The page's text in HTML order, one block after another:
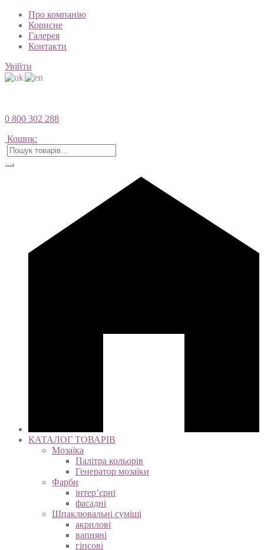
Про компанію
Корисне
Галерея
Контакти
Увійти
0 800 302 288
Кошик:
КАТАЛОГ ТОВАРІВ
Мозаїка
Палітра кольорів
Генератор мозаїки
Фарби
інтер’єрні
фасадні
Шпаклювальні суміші
акрилові
вапняні
гіпсові